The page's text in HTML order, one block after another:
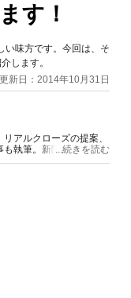
す！
い味方です。今回は、そ
します。
更新日：2014年10月31日
アルクローズの提案、
執筆。新聞、TV、ラ
...続きを読む